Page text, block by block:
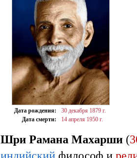
Дата рождения: 30 декабря 1879 г.
Дата смерти:
14 апреля 1950 г.
Шри Рамана Махарши (
индийский философ и